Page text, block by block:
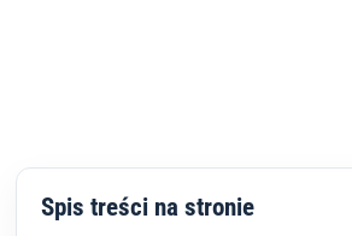
Spis treści na stronie